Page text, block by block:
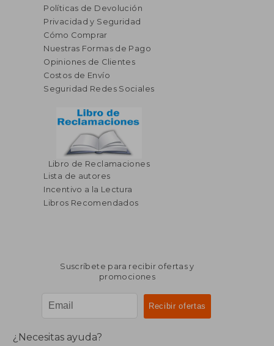
Políticas de Devolución
Privacidad y Seguridad
Cómo Comprar
Nuestras Formas de Pago
Opiniones de Clientes
Costos de Envío
Seguridad Redes Sociales
Libro de Reclamaciones
Lista de autores
Incentivo a la Lectura
Libros Recomendados
Suscríbete para recibir ofertas y
promociones
¿Necesitas ayuda?